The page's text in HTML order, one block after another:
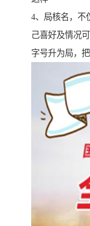
4、局核名，不
己喜好及情况
字号升为局，